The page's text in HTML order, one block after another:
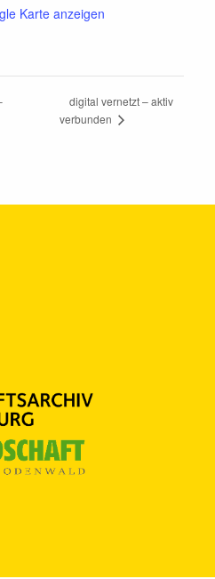
Karte anzeigen
digital vernetzt – aktiv
verbunden